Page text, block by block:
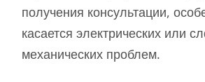
получения консультации,
касается электрических или
механических проблем.